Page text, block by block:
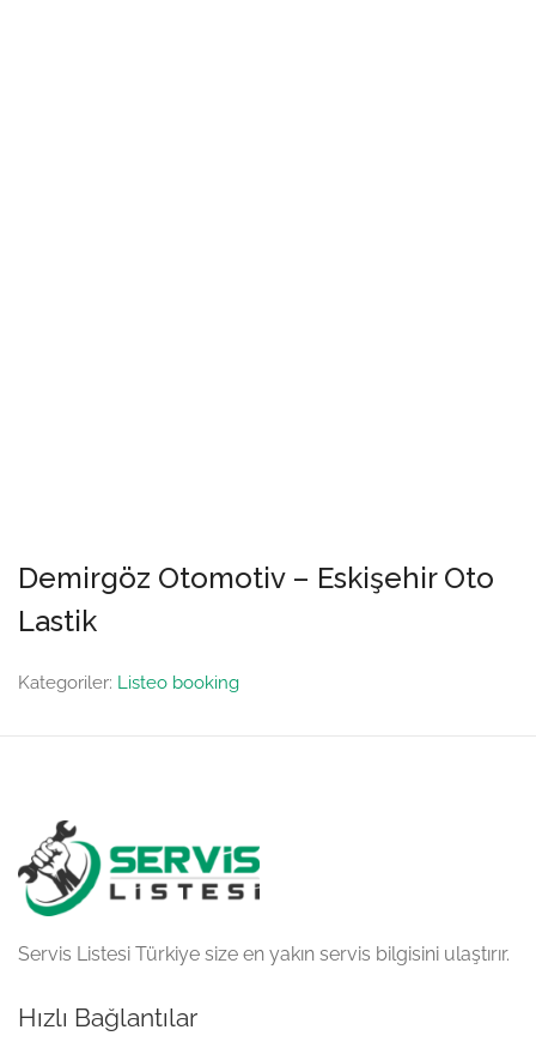
Demirgöz Otomotiv – Eskişehir Oto
Lastik
Kategoriler: Listeo booking
Servis Listesi Türkiye size en yakın servis bilgisini ulaştırır.
Hızlı Bağlantılar